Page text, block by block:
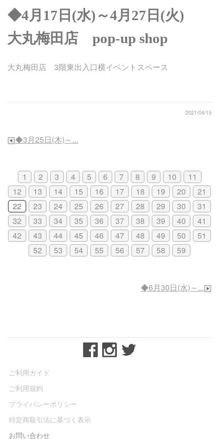
◆4月17日(水)～4月27日(火)
大丸梅田店 pop-up shop
大丸梅田店 3階東出入口横イベントスペース
2021/04/15
◆3月25日(木)～...
1 2 3 4 5 6 7 8 9 10
11
12
13 14 15 16 17 18 19 20
21
22
23 24 25 26 27 28 29 30
31
32
33 34 35 36 37 38 39 40
41
42
43 44 45 46 47 48 49 50
51
52
53 54 55 56 57 58 59
◆6月30日(水)～...
ご利用ガイド
ご利用規約
プライバシーポリシー
特定商取引法に基づく表示
お問い合わせ